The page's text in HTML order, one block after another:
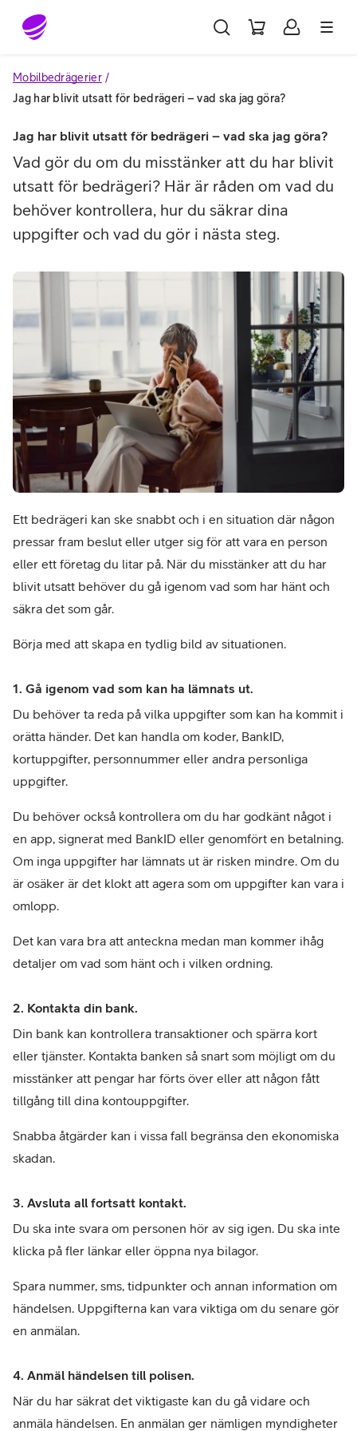
Gå till sidans innehåll
Mobilbedrägerier
Jag har blivit utsatt för bedrägeri – vad ska jag göra?
Jag har blivit utsatt för bedrägeri – vad ska jag göra?
Vad gör du om du misstänker att du har blivit
utsatt för bedrägeri? Här är råden om vad du
behöver kontrollera, hur du säkrar dina
uppgifter och vad du gör i nästa steg.
Ett bedrägeri kan ske snabbt och i en situation där någon
pressar fram beslut eller utger sig för att vara en person
eller ett företag du litar på. När du misstänker att du har
blivit utsatt behöver du gå igenom vad som har hänt och
säkra det som går.
Börja med att skapa en tydlig bild av situationen.
1. Gå igenom vad som kan ha lämnats ut.
Du behöver ta reda på vilka uppgifter som kan ha kommit i
orätta händer. Det kan handla om koder, BankID,
kortuppgifter, personnummer eller andra personliga
uppgifter.
Du behöver också kontrollera om du har godkänt något i
en app, signerat med BankID eller genomfört en betalning.
Om inga uppgifter har lämnats ut är risken mindre. Om du
är osäker är det klokt att agera som om uppgifter kan vara i
omlopp.
Det kan vara bra att anteckna medan man kommer ihåg
detaljer om vad som hänt och i vilken ordning.
2. Kontakta din bank.
Din bank kan kontrollera transaktioner och spärra kort
eller tjänster. Kontakta banken så snart som möjligt om du
misstänker att pengar har förts över eller att någon fått
tillgång till dina kontouppgifter.
Snabba åtgärder kan i vissa fall begränsa den ekonomiska
skadan.
3. Avsluta all fortsatt kontakt.
Du ska inte svara om personen hör av sig igen. Du ska inte
klicka på fler länkar eller öppna nya bilagor.
Spara nummer, sms, tidpunkter och annan information om
händelsen. Uppgifterna kan vara viktiga om du senare gör
en anmälan.
4. Anmäl händelsen till polisen.
När du har säkrat det viktigaste kan du gå vidare och
anmäla händelsen. En anmälan ger nämligen myndigheter